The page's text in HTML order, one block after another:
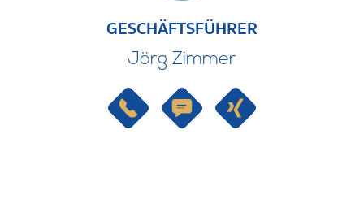
GESCHÄFTSFÜHRER
Jörg Zimmer